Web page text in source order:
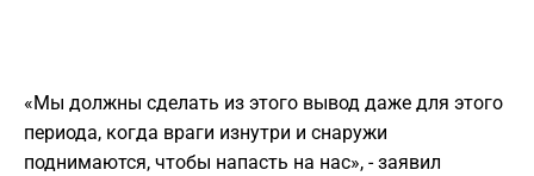
«Мы должны сделать из этого вывод даже для этого
периода, когда враги изнутри и снаружи
поднимаются, чтобы напасть на нас», - заявил